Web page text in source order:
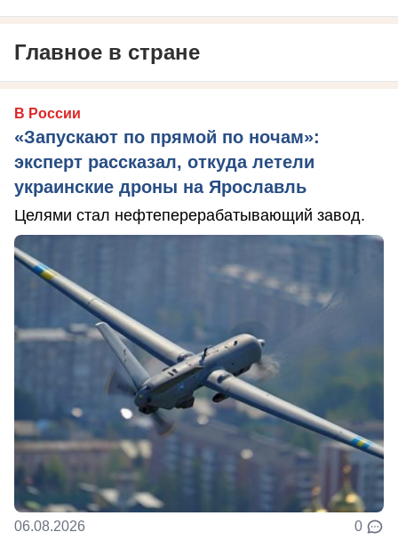
Главное в стране
В России
«Запускают по прямой по ночам»:
эксперт рассказал, откуда летели
украинские дроны на Ярославль
Целями стал нефтеперерабатывающий завод.
06.08.2026 0